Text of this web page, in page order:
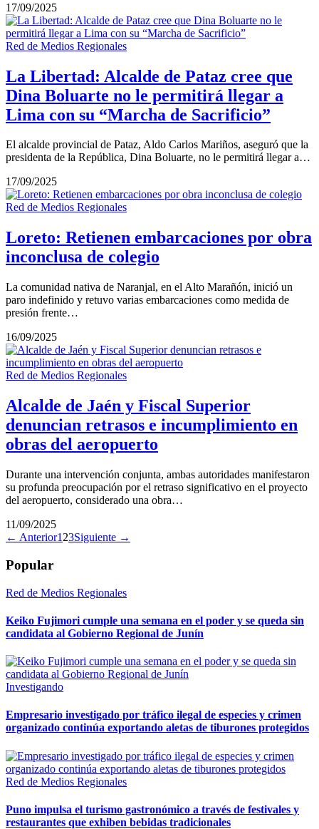
17/09/2025
Red de Medios Regionales
La Libertad: Alcalde de Pataz cree que
Dina Boluarte no le permitirá llegar a
Lima con su “Marcha de Sacrificio”
El alcalde provincial de Pataz, Aldo Carlos Mariños, aseguró que la
presidenta de la República, Dina Boluarte, no le permitirá llegar a…
17/09/2025
Red de Medios Regionales
Loreto: Retienen embarcaciones por obra
inconclusa de colegio
La comunidad nativa de Naranjal, en el Alto Marañón, inició un
paro indefinido y retuvo varias embarcaciones como medida de
presión frente…
16/09/2025
Red de Medios Regionales
Alcalde de Jaén y Fiscal Superior
denuncian retrasos e incumplimiento en
obras del aeropuerto
Durante una intervención conjunta, ambas autoridades manifestaron
su profunda preocupación por el retraso significativo en el proyecto
del aeropuerto, considerado una obra…
11/09/2025
← Anterior1 23Siguiente →
Popular
Red de Medios Regionales
Keiko Fujimori cumple una semana en el poder y se queda sin
candidata al Gobierno Regional de Junín
Investigando
Empresario investigado por tráfico ilegal de especies y crimen
organizado continúa exportando aletas de tiburones protegidos
Red de Medios Regionales
Puno impulsa el turismo gastronómico a través de festivales y
restaurantes que exhiben bebidas tradicionales